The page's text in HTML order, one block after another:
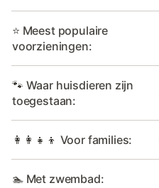
⭐ Meest populaire
voorzieningen:
🐾 Waar huisdieren zijn
toegestaan:
👩‍👩‍👧‍👦 Voor families:
🏊 Met zwembad: